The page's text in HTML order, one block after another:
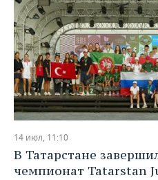
14 июл, 11:10
В Татарстане
чемпионат Tatarstan